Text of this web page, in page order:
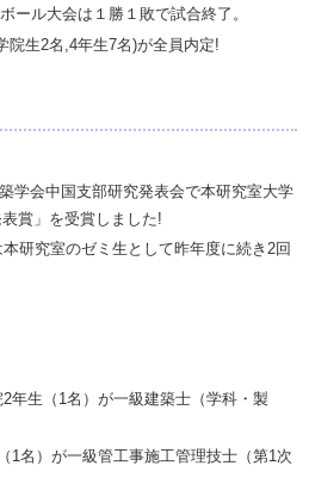
ール大会は１勝１敗で試合終了。
院生2名,4年生7名)が全員内定!
学会中国支部研究発表会で本研究室大学
賞」を受賞しました!
ゼミ生として昨年度に続き2回
年生（1名）が一級建築士（学科・製
1名）が一級管工事施工管理技士（第1次